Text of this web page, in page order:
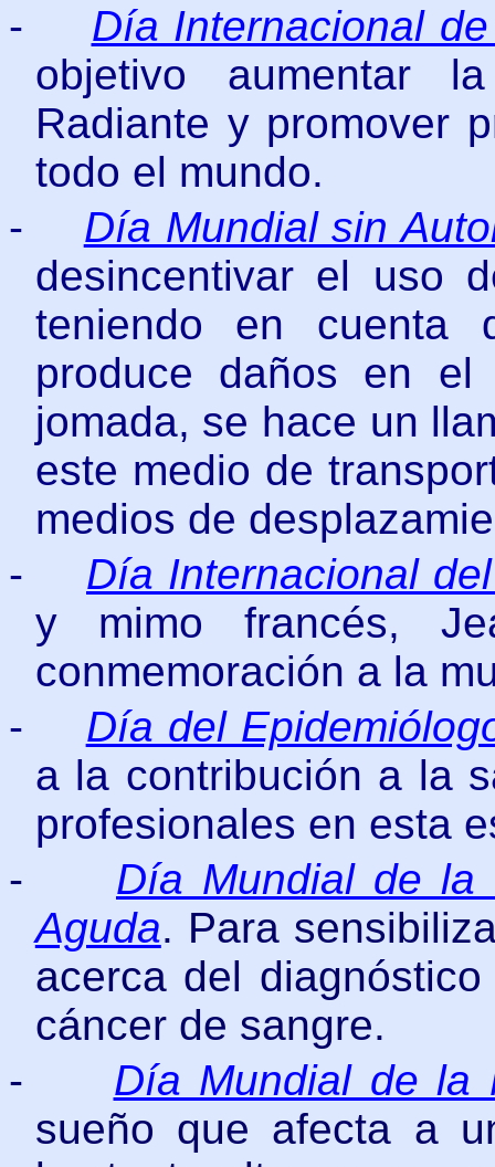
-
Día Internacional
objetivo aumentar
Radiante y promover
todo el mundo.
-
Día Mundial sin
desincentivar el uso
teniendo en
produce daños en el
jomada, se hace un
este medio de
medios de
-
Día Internacional
y mimo francés,
conmemoración a la
-
Día del
a la contribución a la
profesionales en esta
-
Día Mundial de la
Aguda. Para
acerca del
cáncer de sangre.
-
Día Mundial de la
sueño que afecta a